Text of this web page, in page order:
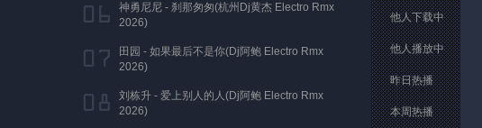
神勇尼尼 - 刹那匆匆(杭州Dj黄杰 Electro Rmx
2026)
田园 - 如果最后不是你(Dj阿鲍 Electro Rmx
2026)
刘栋升 - 爱上别人的人(Dj阿鲍 Electro Rmx
2026)
他人下载中
他人播放中
昨日热播
本周热播